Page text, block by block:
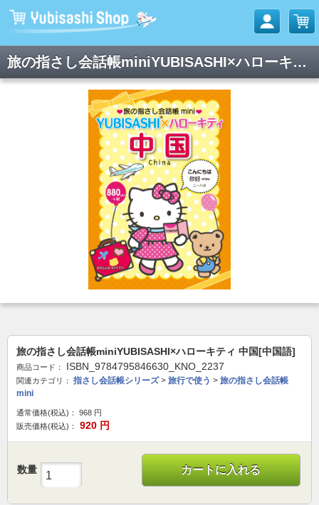
旅の指さし会話帳miniYUBISASHI×ハローキティ 中国[中国語]
旅の指さし会話帳miniYUBISASHI×ハローキティ 中国[中国語]
商品コード： ISBN_9784795846630_KNO_2237
関連カテゴリ： 指さし会話帳シリーズ> 旅行で使う > 旅の指さし会話帳
mini
通常価格(税込)： 968 円
販売価格(税込)：
920 円
数量 カートに入れる